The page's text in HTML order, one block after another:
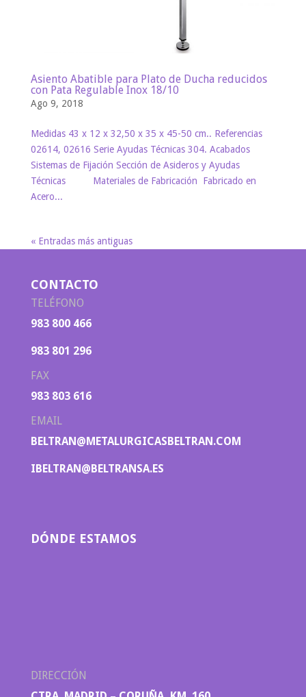
Asiento Abatible para Plato de Ducha reducidos
con Pata Regulable Inox 18/10
Ago 9, 2018
Medidas 43 x 12 x 32,50 x 35 x 45-50 cm.. Referencias
02614, 02616 Serie Ayudas Técnicas 304. Acabados
Sistemas de Fijación Sección de Asideros y Ayudas
Técnicas Materiales de Fabricación Fabricado en
Acero...
« Entradas más antiguas
CONTACTO
TELÉFONO
983 800 466
983 801 296
FAX
983 803 616
EMAIL
BELTRAN@METALURGICASBELTRAN.COM
IBELTRAN@BELTRANSA.ES
DÓNDE ESTAMOS
DIRECCIÓN